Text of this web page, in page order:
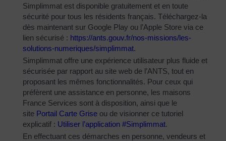
Simplimmat est disponible gratuitement et en toute
sécurité pour tous les résidents français. Téléchargez-la
dès maintenant sur Google Play ou l’Apple Store via ce
lien sécurisé : https://ants.gouv.fr/nos-missions/les-
solutions-numeriques/simplimmat.
Simplimmat offre une expérience utilisateur plus fluide et
sécurisée par rapport au site web de l’ANTS, tout en
proposant les mêmes fonctionnalités. Pour ceux qui
préfèrent une assistance en personne, les maisons
France Services sont à disposition, ainsi que le
site Portail Carte Grise ou de visionner ce tutoriel
explicatif : Utiliser l’application #Simplimmat.
En effectuant ces démarches en personne, vendeurs et